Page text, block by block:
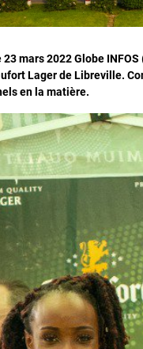
mars 2022 Globe
Lager de Libreville.
en la matière.